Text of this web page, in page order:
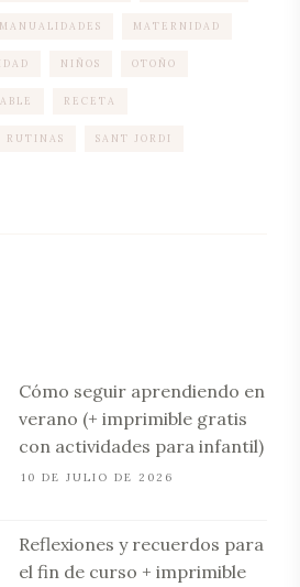
MANUALIDADES MATERNIDAD
NIÑOS OTOÑO
RECETA
RUTINAS SANT JORDI
Cómo seguir aprendiendo en
verano (+ imprimible gratis
con actividades para infantil)
10 DE JULIO DE 2026
Reflexiones y recuerdos para
el fin de curso + imprimible